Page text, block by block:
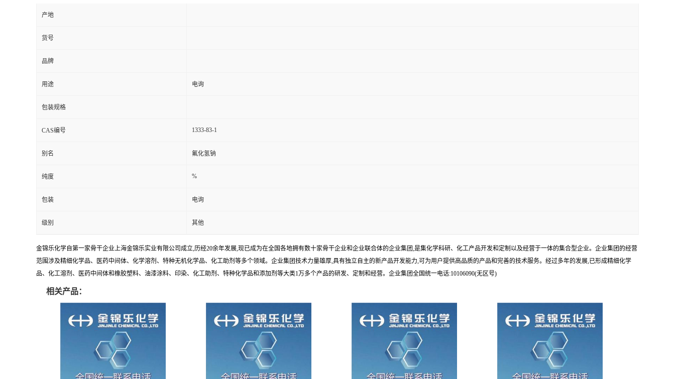
产地
货号
品牌
用途 电询
包装规格
CAS编号 1333-83-1
别名 氟化氢钠
纯度 %
包装 电询
级别 其他
金锦乐化学自第一家骨干企业上海金锦乐实业有限公司成立,历经20余年发展,现已成为在全国各地拥有数十家骨干企业和企业联合体的企业集团,是集化学科研、化工产品开发和定制以及经营于一体的集合型企业。企业集团的经营
范围涉及精细化学品、医药中间体、化学溶剂、特种无机化学品、化工助剂等多个领域。企业集团技术力量雄厚,具有独立自主的新产品开发能力,可为用户提供高品质的产品和完善的技术服务。经过多年的发展,已形成精细化学
品、化工溶剂、医药中间体和橡胶塑料、油漆涂料、印染、化工助剂、特种化学品和添加剂等大类1万多个产品的研发、定制和经营。企业集团全国统一电话:10106090(无区号)
相关产品：